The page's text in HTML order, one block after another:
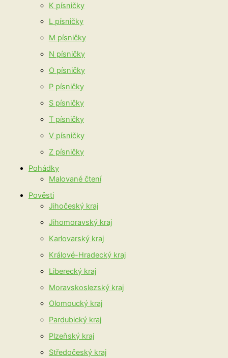
K písničky
L písničky
M písničky
N písničky
O písničky
P písničky
S písničky
T písničky
V písničky
Z písničky
Pohádky
Malované čtení
Pověsti
Jihočeský kraj
Jihomoravský kraj
Karlovarský kraj
Králové-Hradecký kraj
Liberecký kraj
Moravskoslezský kraj
Olomoucký kraj
Pardubický kraj
Plzeňský kraj
Středočeský kraj